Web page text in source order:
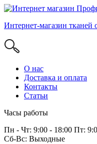
Интернет-магазин тканей
О нас
Доставка и оплата
Контакты
Статьи
Часы работы
Пн - Чт: 9:00 - 18:00 Пт:
Сб-Вс: Выходные